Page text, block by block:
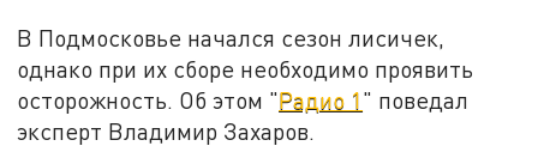
В Подмосковье начался сезон лисичек,
однако при их сборе необходимо проявить
осторожность. Об этом "Радио 1" поведал
эксперт Владимир Захаров.